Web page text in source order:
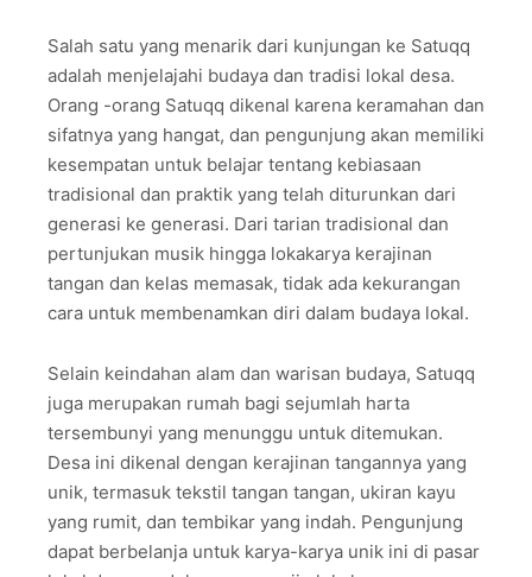
Salah satu yang menarik dari kunjungan ke Satuqq
adalah menjelajahi budaya dan tradisi lokal desa.
Orang -orang Satuqq dikenal karena keramahan dan
sifatnya yang hangat, dan pengunjung akan memiliki
kesempatan untuk belajar tentang kebiasaan
tradisional dan praktik yang telah diturunkan dari
generasi ke generasi. Dari tarian tradisional dan
pertunjukan musik hingga lokakarya kerajinan
tangan dan kelas memasak, tidak ada kekurangan
cara untuk membenamkan diri dalam budaya lokal.
Selain keindahan alam dan warisan budaya, Satuqq
juga merupakan rumah bagi sejumlah harta
tersembunyi yang menunggu untuk ditemukan.
Desa ini dikenal dengan kerajinan tangannya yang
unik, termasuk tekstil tangan tangan, ukiran kayu
yang rumit, dan tembikar yang indah. Pengunjung
dapat berbelanja untuk karya-karya unik ini di pasar